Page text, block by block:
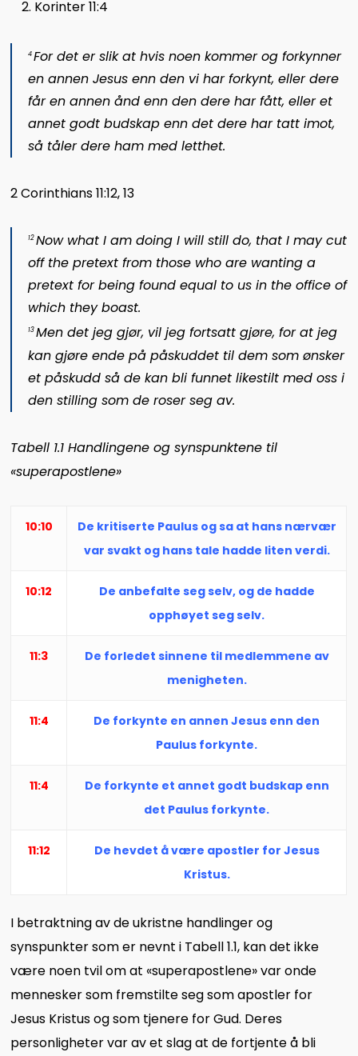
Korinter 11:4
4 For det er slik at hvis noen kommer og forkynner
en annen Jesus enn den vi har forkynt, eller dere
får en annen ånd enn den dere har fått, eller et
annet godt budskap enn det dere har tatt imot,
så tåler dere ham med letthet.
2 Corinthians 11:12, 13
12 Now what I am doing I will still do, that I may cut
off the pretext from those who are wanting a
pretext for being found equal to us in the office of
which they boast.
13 Men det jeg gjør, vil jeg fortsatt gjøre, for at jeg
kan gjøre ende på påskuddet til dem som ønsker
et påskudd så de kan bli funnet likestilt med oss i
den stilling som de roser seg av.
Tabell 1.1 Handlingene og synspunktene til
«superapostlene»
10:10
De kritiserte Paulus og sa at hans nærvær
var svakt og hans tale hadde liten verdi.
10:12
De anbefalte seg selv, og de hadde
opphøyet seg selv.
11:3
De forledet sinnene til medlemmene av
menigheten.
11:4
De forkynte en annen Jesus enn den
Paulus forkynte.
11:4
De forkynte et annet godt budskap enn
det Paulus forkynte.
11:12
De hevdet å være apostler for Jesus
Kristus.
I betraktning av de ukristne handlinger og
synspunkter som er nevnt i Tabell 1.1, kan det ikke
være noen tvil om at «superapostlene» var onde
mennesker som fremstilte seg som apostler for
Jesus Kristus og som tjenere for Gud. Deres
personligheter var av et slag at de fortjente å bli